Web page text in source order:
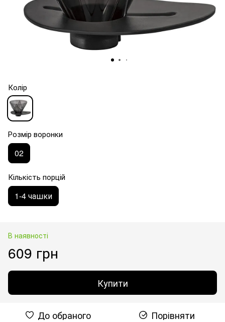
Колір
Розмір воронки
02
Кількість порцій
1-4 чашки
В наявності
609 грн
Купити
До обраного Порівняти